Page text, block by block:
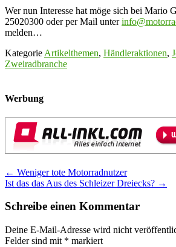
Wer nun Interesse hat möge sich bei Mario
25020300 oder per Mail unter
melden…
Kategorie Artikelthemen, Händleraktionen,
Zweiradbranche
Werbung
Post
navigation
← Weniger tote Motorradnutzer
Ist das das Aus des Schleizer Dreiecks? →
Schreibe einen Kommentar
Deine E-Mail-Adresse wird nicht
Felder sind mit * markiert